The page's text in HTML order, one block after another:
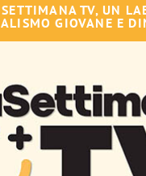
TV, UN
GIOVANE E